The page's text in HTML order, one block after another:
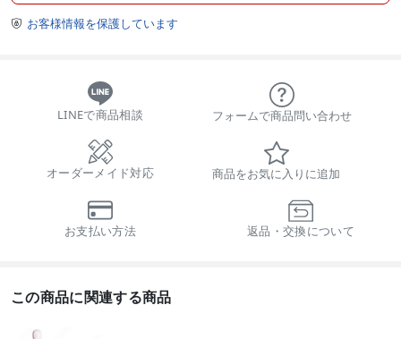
 お客様情報を保護しています
LINEで商品相談 フォームで商品問い合わせ
オーダーメイド対応 商品をお気に入りに追加
お支払い方法 返品・交換について
この商品に関連する商品